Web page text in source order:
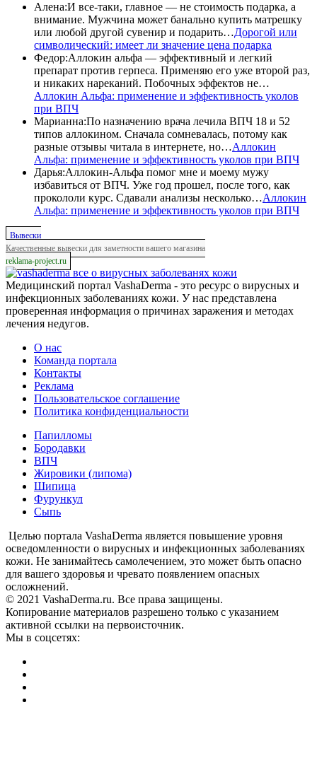
Алена:И все-таки, главное — не стоимость подарка, а
внимание. Мужчина может банально купить матрешку
или любой другой сувенир и подарить…Дорогой или
символический: имеет ли значение цена подарка
Федор:Аллокин альфа — эффективный и легкий
препарат против герпеса. Применяю его уже второй раз,
и никаких нареканий. Побочных эффектов не…
Аллокин Альфа: применение и эффективность уколов
при ВПЧ
Марианна:По назначению врача лечила ВПЧ 18 и 52
типов аллокином. Сначала сомневалась, потому как
разные отзывы читала в интернете, но…Аллокин
Альфа: применение и эффективность уколов при ВПЧ
Дарья:Аллокин-Альфа помог мне и моему мужу
избавиться от ВПЧ. Уже год прошел, после того, как
прокололи курс. Сдавали анализы несколько…Аллокин
Альфа: применение и эффективность уколов при ВПЧ
Вывески
Качественные вывески для заметности вашего магазина
reklama-project.ru
все о вирусных заболеванях кожи
Медицинский портал VashaDerma - это ресурс о вирусных и
инфекционных заболеваниях кожи. У нас представлена
проверенная информация о причинах заражения и методах
лечения недугов.
О нас
Команда портала
Контакты
Реклама
Пользовательское соглашение
Политика конфиденциальности
Папилломы
Бородавки
ВПЧ
Жировики (липома)
Шипица
Фурункул
Сыпь
Целью портала VashaDerma является повышение уровня
осведомленности о вирусных и инфекционных заболеваниях
кожи. Не занимайтесь самолечением, это может быть опасно
для вашего здоровья и чревато появлением опасных
осложнений.
© 2021 VashaDerma.ru. Все права защищены.
Копирование материалов разрешено только с указанием
активной ссылки на первоисточник.
Мы в соцсетях: